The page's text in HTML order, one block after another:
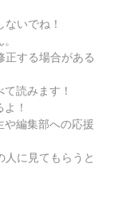
いでね！
する場合がある
読みます！
！
編集部への応援
に見てもらうと